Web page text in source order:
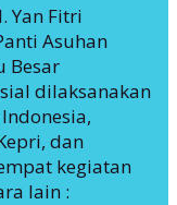
Yan Fitri
Asuhan
Besar
dilaksanakan
dan
kegiatan
lain :